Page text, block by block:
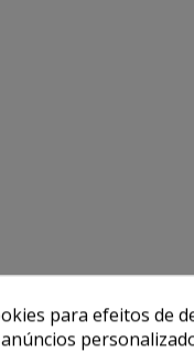
para efeitos de